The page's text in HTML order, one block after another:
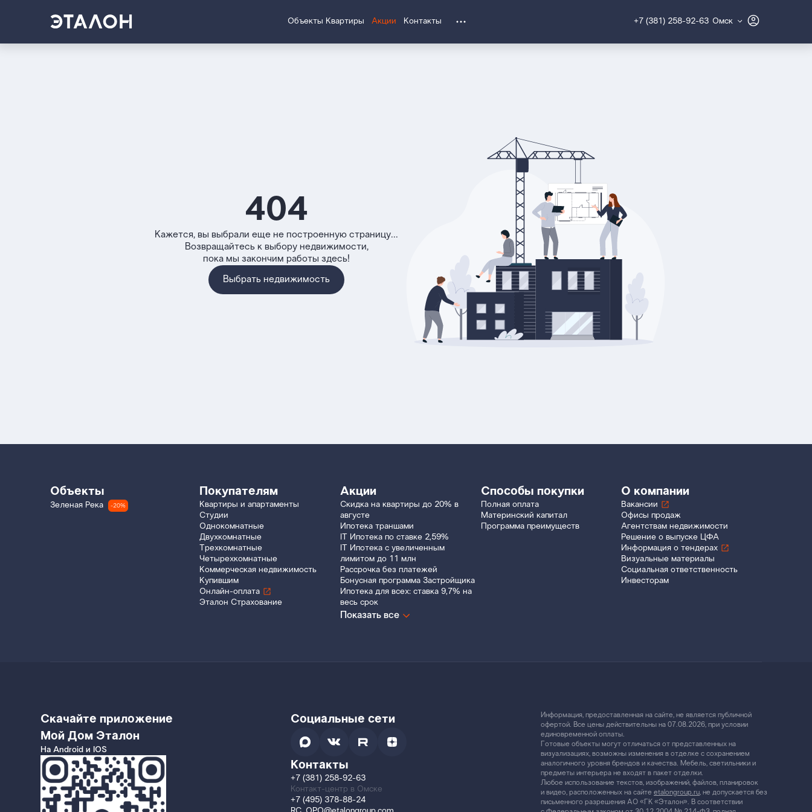
Объекты Квартиры Акции Контакты +7 (381) 258-92-63 Омск
404
Кажется, вы выбрали еще не построенную страницу...
Возвращайтесь к выбору недвижимости,
пока мы закончим работы здесь!
Выбрать недвижимость
Объекты
Зеленая Река -20%
Покупателям
Квартиры и апартаменты
Студии
Однокомнатные
Двухкомнатные
Трехкомнатные
Четырехкомнатные
Коммерческая недвижимость
Купившим
Онлайн-оплата
Эталон Страхование
Акции
Скидка на квартиры до 20% в
августе
Ипотека траншами
IT Ипотека по ставке 2,59%
IT Ипотека с увеличенным
лимитом до 11 млн
Рассрочка без платежей
Бонусная программа Застройщика
Ипотека для всех: ставка 9,7% на
весь срок
Показать все
Способы покупки
Полная оплата
Материнский капитал
Программа преимуществ
О компании
Вакансии
Офисы продаж
Агентствам недвижимости
Решение о выпуске ЦФА
Информация о тендерах
Визуальные материалы
Социальная ответственность
Инвесторам
Скачайте приложение
Мой Дом Эталон
На Android и IOS
Социальные сети
Контакты
+7 (381) 258-92-63
Контакт-центр в Омске
+7 (495) 378-88-24
Информация, предоставленная на сайте, не является публичной
офертой. Все цены действительны на 07.08.2026, при условии
единовременной оплаты.
Готовые объекты могут отличаться от представленных на
визуализациях, возможны изменения в отделке с сохранением
аналогичного уровня брендов и качества. Мебель, светильники и
предметы интерьера не входят в пакет отделки.
Любое использование текстов, изображений, файлов, планировок
и видео, расположенных на сайте etalongroup.ru, не допускается без
письменного разрешения АО «ГК «Эталон». В соответствии